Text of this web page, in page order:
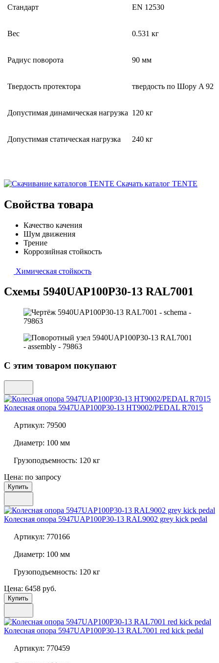
Стандарт EN 12530
Вес 0.531 кг
Радиус поворота 90 мм
Твердость протектора твердость по Шору A 92
Допустимая динамическая нагрузка 120 кг
Допустимая статическая нагрузка 240 кг
Скачать каталог TENTE
Свойства товара
Качество качения
Шум движения
Трение
Коррозийная стойкость
Химическая стойкость
Схемы 5940UAP100P30-13 RAL7001
С этим товаром покупают
Колесная опора 5947UAP100P30-13 HT9002/PEDAL R7015
Артикул: 79500
Диаметр: 100 мм
Грузоподъемность: 120 кг
Цена: по запросу
Купить
Колесная опора 5947UAP100P30-13 RAL9002 grey kick pedal
Артикул: 770166
Диаметр: 100 мм
Грузоподъемность: 120 кг
Цена: 6458 руб.
Купить
Колесная опора 5947UAP100P30-13 RAL7001 red kick pedal
Артикул: 770459